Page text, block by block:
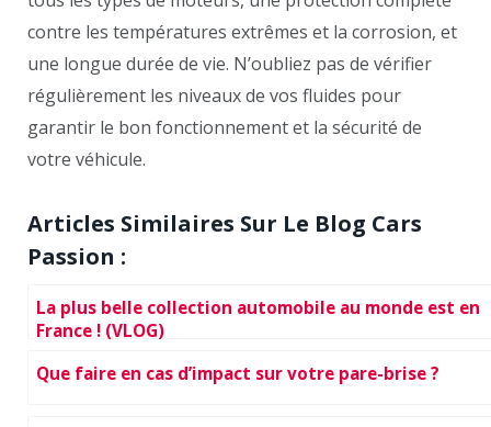
contre les températures extrêmes et la corrosion, et
une longue durée de vie. N’oubliez pas de vérifier
régulièrement les niveaux de vos fluides pour
garantir le bon fonctionnement et la sécurité de
votre véhicule.
Articles Similaires Sur Le Blog Cars
Passion :
La plus belle collection automobile au monde est en
France ! (VLOG)
Que faire en cas d’impact sur votre pare-brise ?